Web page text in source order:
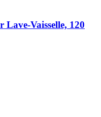
Lave-​Vaisselle, 120